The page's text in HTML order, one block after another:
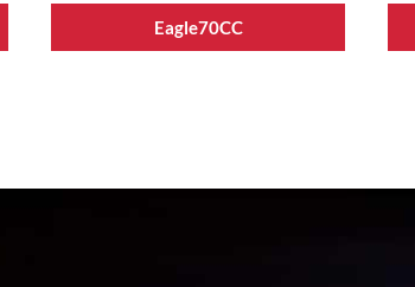
Eagle70CC